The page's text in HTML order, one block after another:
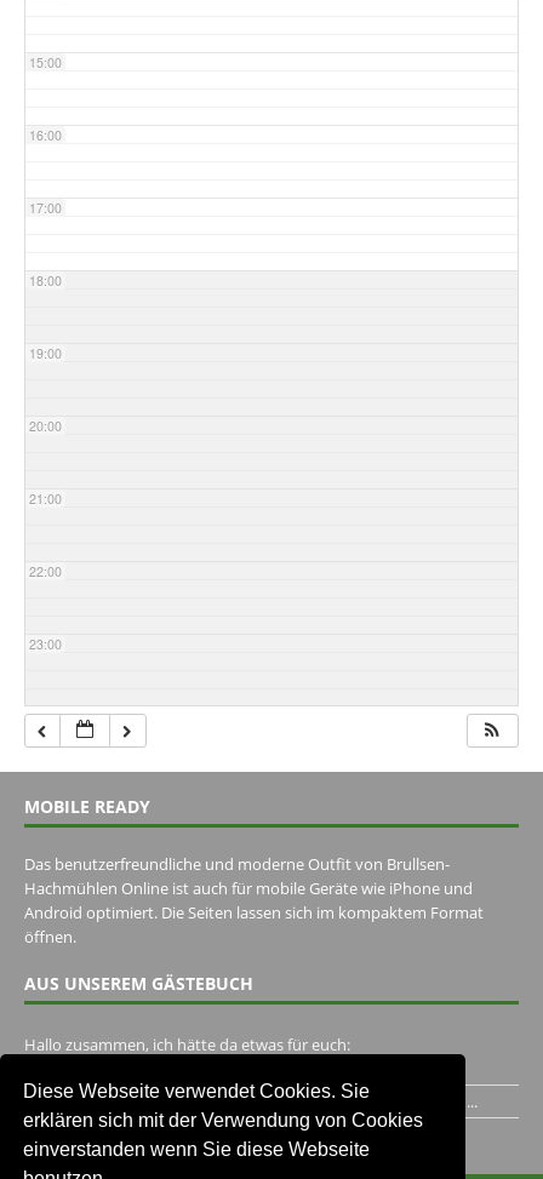
Diese Webseite verwendet Cookies. Sie
erklären sich mit der Verwendung von Cookies
einverstanden wenn Sie diese Webseite
15:00
16:00
17:00
18:00
19:00
20:00
21:00
22:00
23:00
MOBILE READY
Das benutzerfreundliche und moderne Outfit von Brullsen-
Hachmühlen Online ist auch für mobile Geräte wie iPhone und
Android optimiert. Die Seiten lassen sich im kompaktem Format
öffnen.
AUS UNSEREM GÄSTEBUCH
Hallo zusammen, ich hätte da etwas für euch:
Ich habe ein Jahr im Gasthaus Hugo Pape verbracht..Habe ihn...
Unser Gästebuch besuchen